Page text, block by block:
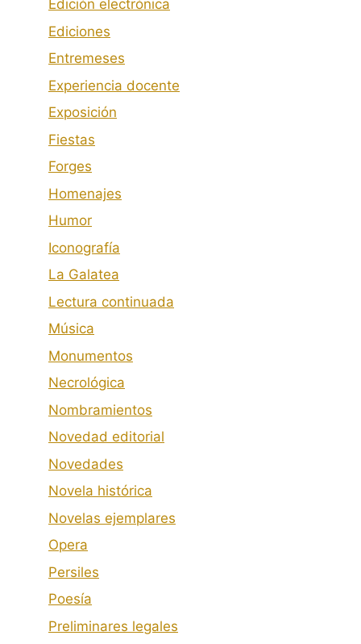
Edición electrónica
Ediciones
Entremeses
Experiencia docente
Exposición
Fiestas
Forges
Homenajes
Humor
Iconografía
La Galatea
Lectura continuada
Música
Monumentos
Necrológica
Nombramientos
Novedad editorial
Novedades
Novela histórica
Novelas ejemplares
Opera
Persiles
Poesía
Preliminares legales